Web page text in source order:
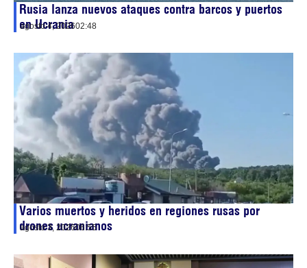
Rusia lanza nuevos ataques contra barcos y puertos
en Ucrania
agosto 4, 202602:48
Varios muertos y heridos en regiones rusas por
drones ucranianos
agosto 3, 202606:55